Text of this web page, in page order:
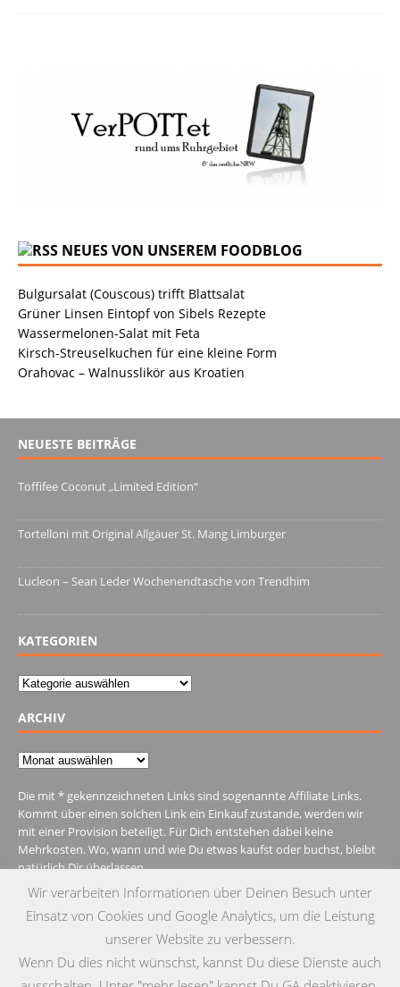
NEUES VON UNSEREM FOODBLOG
Bulgursalat (Couscous) trifft Blattsalat
Grüner Linsen Eintopf von Sibels Rezepte
Wassermelonen-Salat mit Feta
Kirsch-Streuselkuchen für eine kleine Form
Orahovac – Walnusslikör aus Kroatien
NEUESTE BEITRÄGE
Toffifee Coconut „Limited Edition“
Tortelloni mit Original Allgäuer St. Mang Limburger
Lucleon – Sean Leder Wochenendtasche von Trendhim
KATEGORIEN
Kategorien
ARCHIV
Archiv
Die mit * gekennzeichneten Links sind sogenannte Affiliate Links.
Kommt über einen solchen Link ein Einkauf zustande, werden wir
mit einer Provision beteiligt. Für Dich entstehen dabei keine
Mehrkosten. Wo, wann und wie Du etwas kaufst oder buchst, bleibt
natürlich Dir überlassen.
MENU
Wir verarbeiten Informationen über Deinen Besuch unter
Einsatz von Cookies und Google Analytics, um die Leistung
unserer Website zu verbessern.
Wenn Du dies nicht wünschst, kannst Du diese Dienste auch